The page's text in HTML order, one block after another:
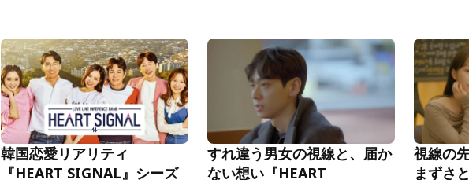
韓国恋愛リアリティ
『HEART SIGNAL』シーズ
すれ違う男女の視線と、届か
ない想い『HEART
視線の
まずさ